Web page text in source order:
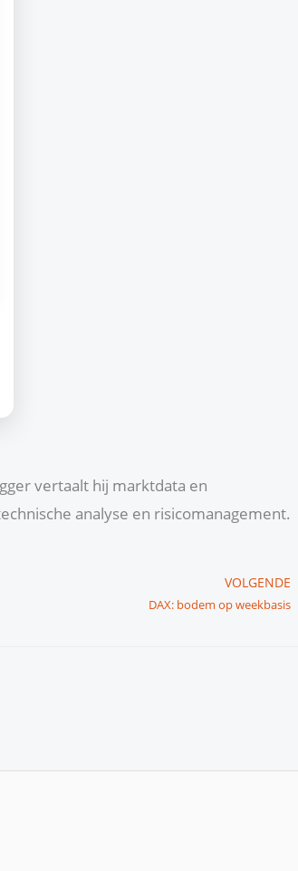
vertaalt hij marktdata en
analyse en risicomanagement.
VOLGENDE
DAX: bodem op weekbasis